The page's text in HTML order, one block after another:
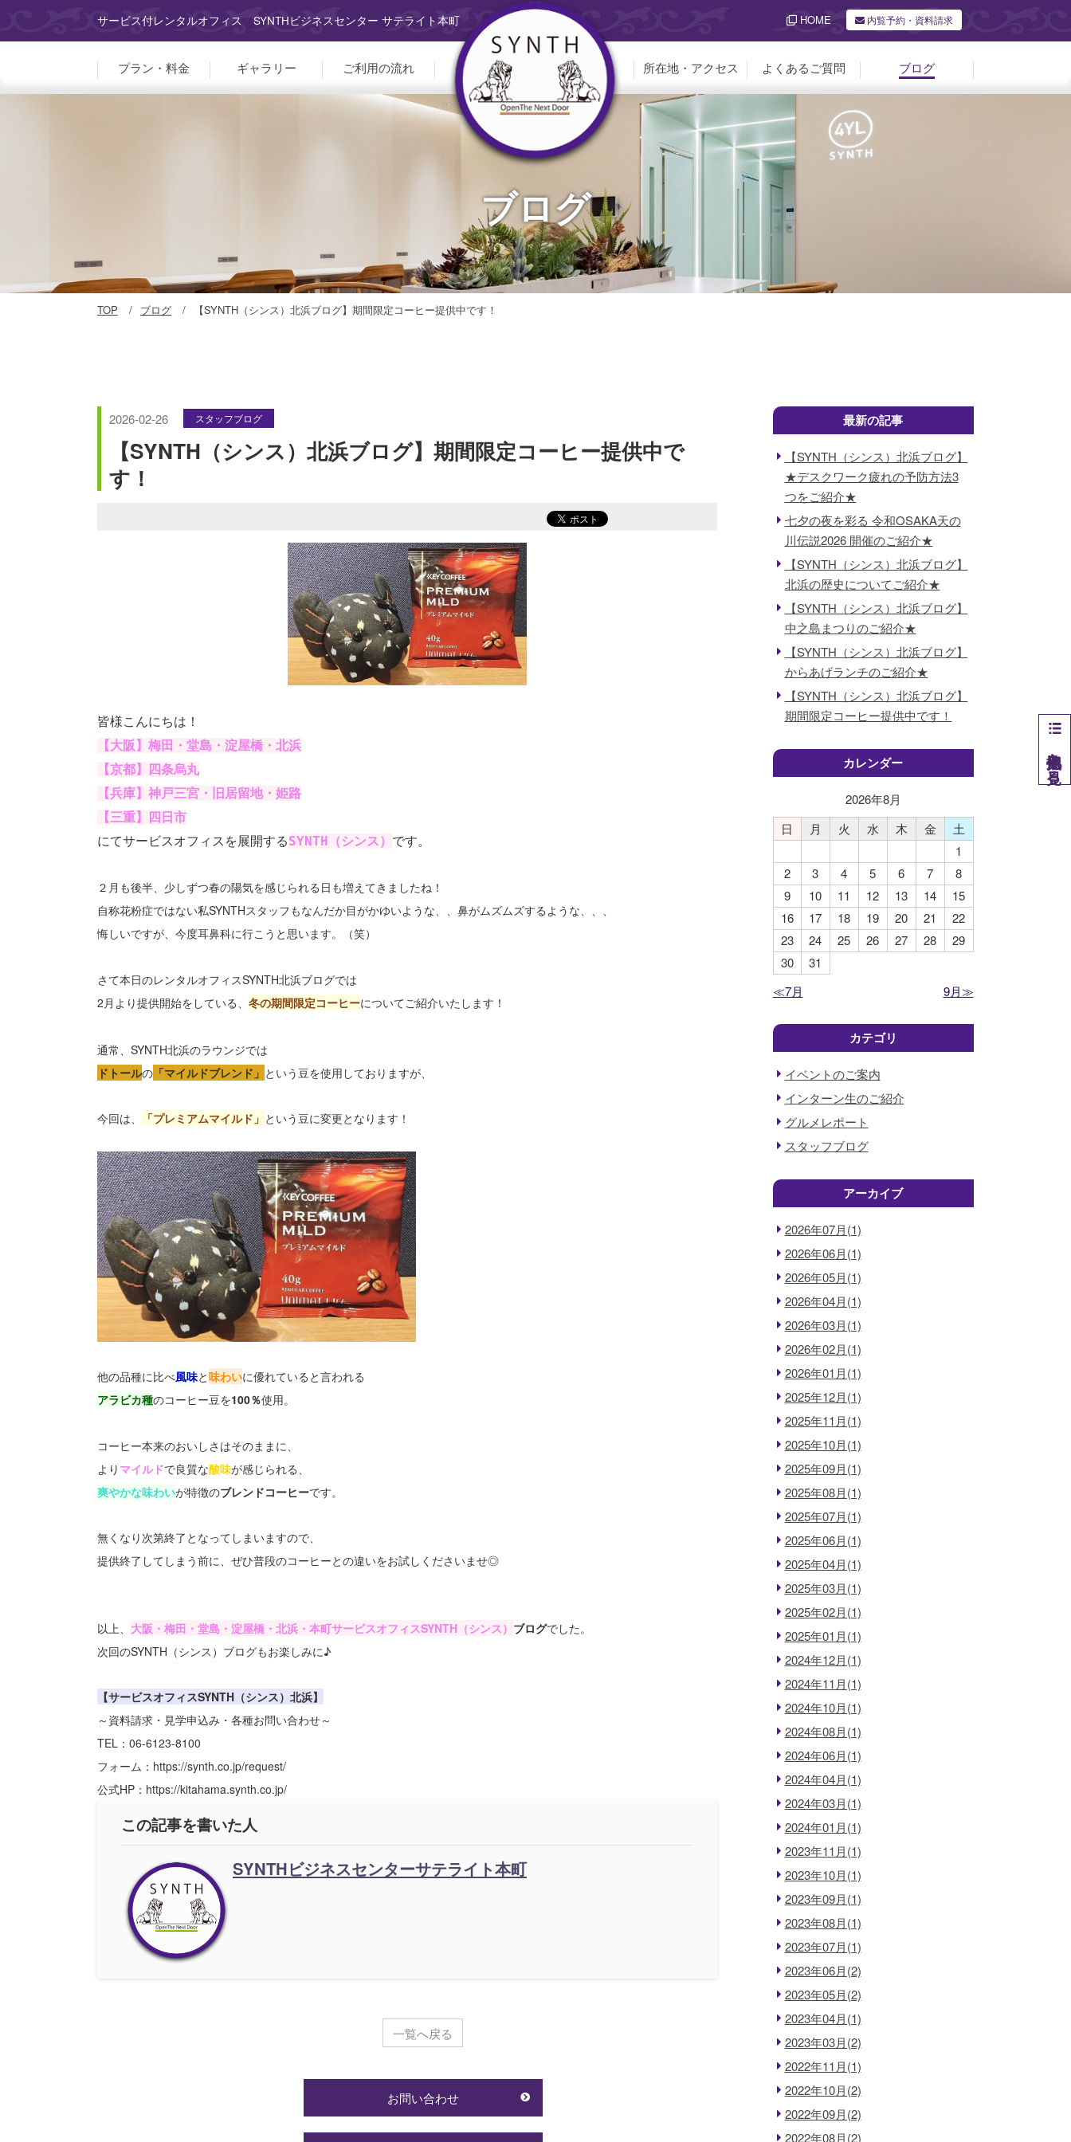
サービス付レンタルオフィス SYNTHビジネスセンター サテライト本町 HOME 内覧予約・資料請求
プラン・料金 ギャラリー ご利用の流れ 所在地・アクセス よくあるご質問 ブログ
ブログ
TOP ブログ 【SYNTH（シンス）北浜ブログ】期間限定コーヒー提供中です！
2026-02-26 スタッフブログ
【SYNTH（シンス）北浜ブログ】期間限定コーヒー提供中で
す！
皆様こんにちは！
【大阪】梅田・堂島・淀屋橋・北浜
【京都】四条烏丸
【兵庫】神戸三宮・旧居留地・姫路
【三重】四日市
にてサービスオフィスを展開するSYNTH（シンス） です​。
２月も後半、少しずつ春の陽気を感じられる日も増えてきましたね！
自称花粉症ではない私SYNTHスタッフもなんだか目がかゆいような、、鼻がムズムズするような、、、
悔しいですが、今度耳鼻科に行こうと思います。（笑）
さて本日のレンタルオフィスSYNTH北浜ブログでは
2月より提供開始をしている、 冬の期間限定コーヒーについてご紹介いたします！
通常、SYNTH北浜のラウンジでは
ドトールの 「マイルドブレンド」 という豆を使用しておりますが、
今回は、 「プレミアムマイルド」 という豆に変更となります！
他の品種に比べ風味と味わいに優れていると言われる
アラビカ種のコーヒー豆を100％使用。
コーヒー本来のおいしさはそのままに、
より マイルドで良質な酸味が感じられる、
爽やかな味わいが特徴のブレンドコーヒーです。
無くなり次第終了となってしまいますので、
提供終了してしまう前に、ぜひ普段のコーヒーとの違いをお試しくださいませ◎
以上、 大阪・梅田・堂島・淀屋橋・北浜・本町サービスオフィスSYNTH（シンス） ブログでした。
次回のSYNTH（シンス）ブログもお楽しみに♪
【サービスオフィスSYNTH（シンス）北浜】
～資料請求・見学申込み・各種お問い合わせ～
TEL：06-6123-8100
フォーム：https://synth.co.jp/request/
公式HP：https://kitahama.synth.co.jp/
この記事を書いた人
SYNTHビジネスセンターサテライト本町
一覧へ戻る
お問い合わせ
最新の記事
【SYNTH（シンス）北浜ブログ】
★デスクワーク疲れの予防方法3
つをご紹介★
七夕の夜を彩る 令和OSAKA天の
川伝説2026 開催のご紹介★
【SYNTH（シンス）北浜ブログ】
北浜の歴史についてご紹介★
【SYNTH（シンス）北浜ブログ】
中之島まつりのご紹介★
【SYNTH（シンス）北浜ブログ】
からあげランチのご紹介★
【SYNTH（シンス）北浜ブログ】
期間限定コーヒー提供中です！
カレンダー
2026年8月
日
月 火 水 木 金
土
1
2
3 4 5 6 7
8
9
10 11 12 13 14
15
16
17 18 19 20 21
22
23
24 25 26 27 28
29
30
31
≪7月
9月≫
カテゴリ
イベントのご案内
インターン生のご紹介
グルメレポート
スタッフブログ
アーカイブ
2026年07月(1)
2026年06月(1)
2026年05月(1)
2026年04月(1)
2026年03月(1)
2026年02月(1)
2026年01月(1)
2025年12月(1)
2025年11月(1)
2025年10月(1)
2025年09月(1)
2025年08月(1)
2025年07月(1)
2025年06月(1)
2025年04月(1)
2025年03月(1)
2025年02月(1)
2025年01月(1)
2024年12月(1)
2024年11月(1)
2024年10月(1)
2024年08月(1)
2024年06月(1)
2024年04月(1)
2024年03月(1)
2024年01月(1)
2023年11月(1)
2023年10月(1)
2023年09月(1)
2023年08月(1)
2023年07月(1)
2023年06月(2)
2023年05月(2)
2023年04月(1)
2023年03月(2)
2022年11月(1)
2022年10月(2)
2022年09月(2)
2022年08月(2)
他拠点を見る